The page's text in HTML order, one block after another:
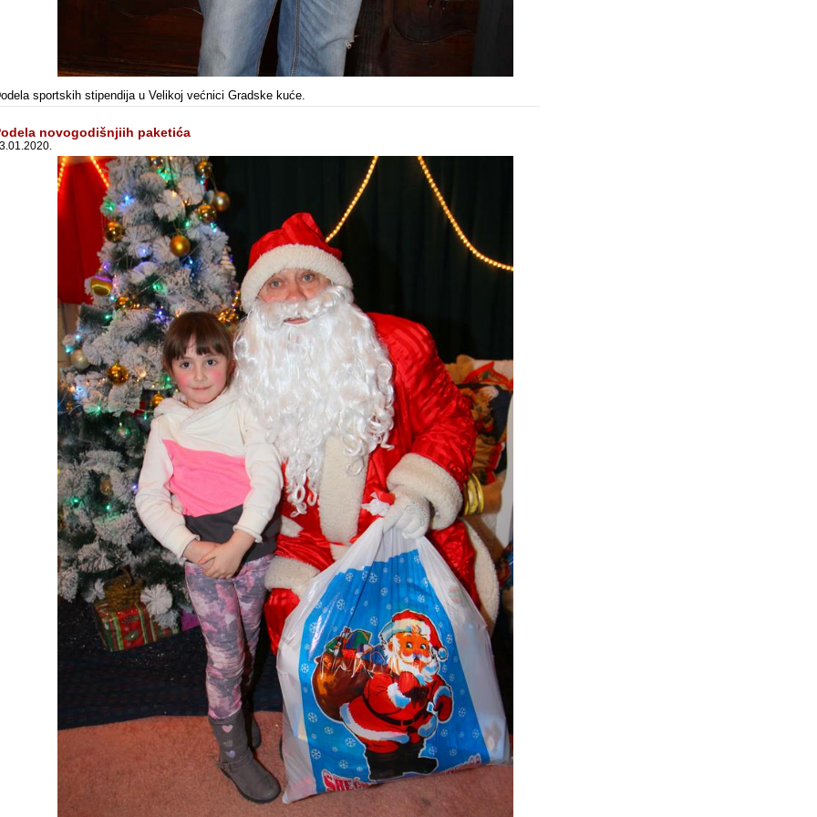
sportskih stipendija u Velikoj većnici Gradske kuće.
novogodišnjiih paketića